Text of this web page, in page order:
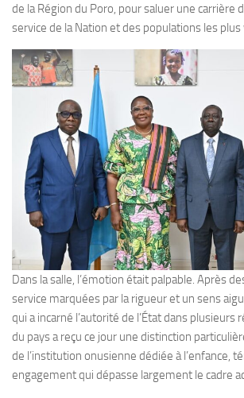
de la Région du Poro, pour saluer une carrière
service de la Nation et des populations les plus
Dans la salle, l’émotion était palpable. Après
service marquées par la rigueur et un sens
qui a incarné l’autorité de l’État dans
du pays a reçu ce jour une distinction
de l’institution onusienne dédiée à l’enfance,
engagement qui dépasse largement le cadre